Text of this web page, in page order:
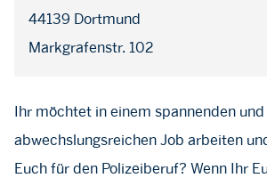
44139 Dortmund
Markgrafenstr. 102
Ihr möchtet in einem spannenden und
abwechslungsreichen Job arbeiten
Euch für den Polizeiberuf? Wenn Ihr